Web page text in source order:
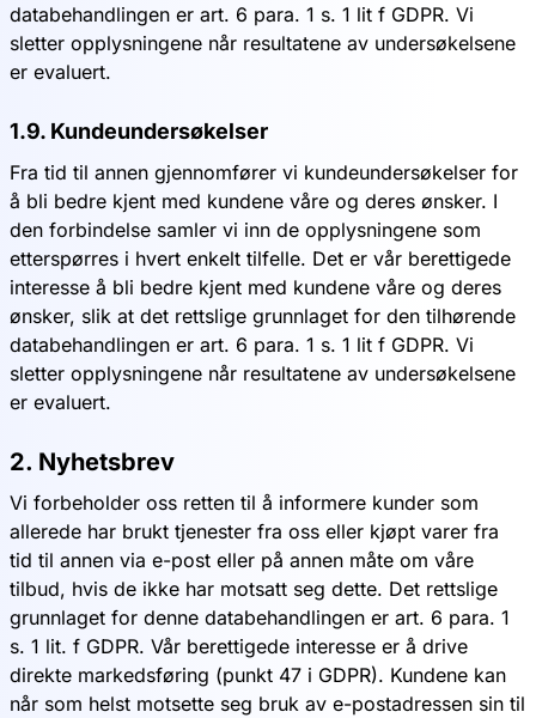
databehandlingen er art. 6 para. 1 s. 1 lit f GDPR. Vi
sletter opplysningene når resultatene av undersøkelsene
er evaluert.
1.9. Kundeundersøkelser
Fra tid til annen gjennomfører vi kundeundersøkelser for
å bli bedre kjent med kundene våre og deres ønsker. I
den forbindelse samler vi inn de opplysningene som
etterspørres i hvert enkelt tilfelle. Det er vår berettigede
interesse å bli bedre kjent med kundene våre og deres
ønsker, slik at det rettslige grunnlaget for den tilhørende
databehandlingen er art. 6 para. 1 s. 1 lit f GDPR. Vi
sletter opplysningene når resultatene av undersøkelsene
er evaluert.
2. Nyhetsbrev
Vi forbeholder oss retten til å informere kunder som
allerede har brukt tjenester fra oss eller kjøpt varer fra
tid til annen via e-post eller på annen måte om våre
tilbud, hvis de ikke har motsatt seg dette. Det rettslige
grunnlaget for denne databehandlingen er art. 6 para. 1
s. 1 lit. f GDPR. Vår berettigede interesse er å drive
direkte markedsføring (punkt 47 i GDPR). Kundene kan
når som helst motsette seg bruk av e-postadressen sin til